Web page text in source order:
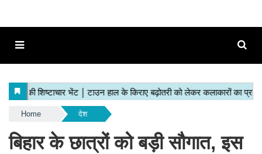
Home देश
बिहार के छात्रों को बड़ी सौगात, इस